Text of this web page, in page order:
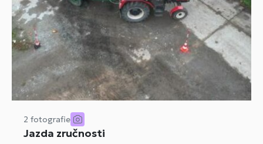
2 fotografie
Jazda zručnosti